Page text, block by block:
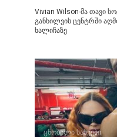
Vivian Wilson-მა თავი
განხილვის ცენტრში
ხალიჩაზე
ცნობილი სახეები